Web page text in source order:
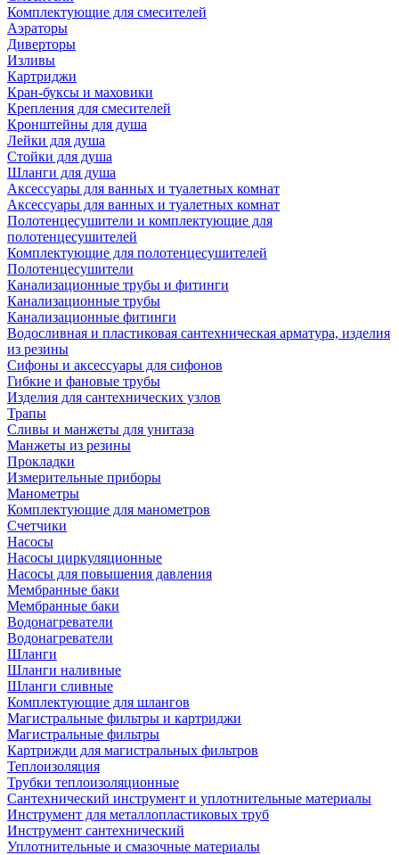
Комплектующие для смесителей
Аэраторы
Диверторы
Изливы
Картриджи
Кран-буксы и маховики
Крепления для смесителей
Кронштейны для душа
Лейки для душа
Стойки для душа
Шланги для душа
Аксессуары для ванных и туалетных комнат
Аксессуары для ванных и туалетных комнат
Полотенцесушители и комплектующие для
полотенцесушителей
Комплектующие для полотенцесушителей
Полотенцесушители
Канализационные трубы и фитинги
Канализационные трубы
Канализационные фитинги
Водосливная и пластиковая сантехническая арматура, изделия
из резины
Сифоны и аксессуары для сифонов
Гибкие и фановые трубы
Изделия для сантехнических узлов
Трапы
Сливы и манжеты для унитаза
Манжеты из резины
Прокладки
Измерительные приборы
Манометры
Комплектующие для манометров
Счетчики
Насосы
Насосы циркуляционные
Насосы для повышения давления
Мембранные баки
Мембранные баки
Водонагреватели
Водонагреватели
Шланги
Шланги наливные
Шланги сливные
Комплектующие для шлангов
Магистральные фильтры и картриджи
Магистральные фильтры
Картрижди для магистральных фильтров
Теплоизоляция
Трубки теплоизоляционные
Сантехнический инструмент и уплотнительные материалы
Инструмент для металлопластиковых труб
Инструмент сантехнический
Уплотнительные и смазочные материалы